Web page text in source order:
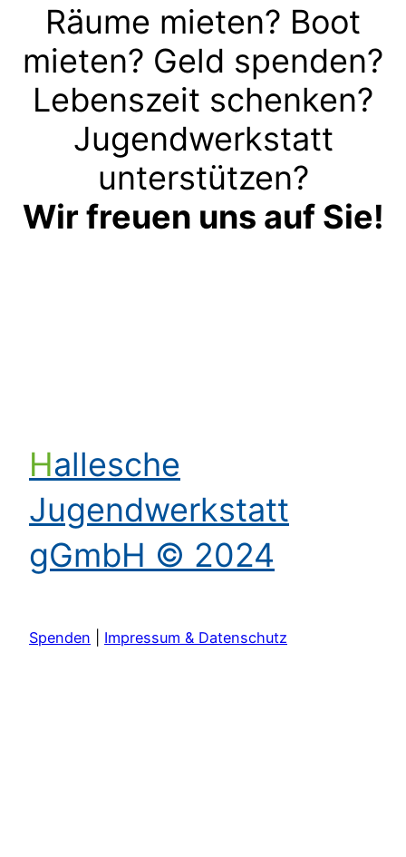
Räume mieten? Boot
mieten? Geld spenden?
Lebenszeit schenken?
Jugendwerkstatt
unterstützen?
Wir freuen uns auf Sie!
Hallesche
Jugendwerkstatt
gGmbH © 2024
Spenden Impressum & Datenschutz